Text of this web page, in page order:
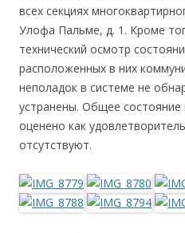
всех секциях
Улофа Пальме, д. 1. Кроме
технический осмотр
расположенных в них
неполадок в системе не
устранены. Общее
оценено как
отсутствуют.